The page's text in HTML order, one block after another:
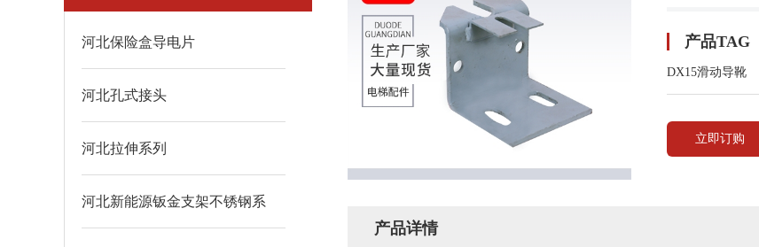
河北保险盒导电片
河北孔式接头
河北拉伸系列
河北新能源钣金支架不锈钢系
产品TAG
DX15滑动导靴
立即订购
产品详情